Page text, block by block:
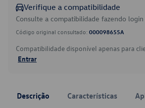
Verifique a compatibilidade
Consulte a compatibilidade fazendo
Código original consultado: 000098655A
Compatibilidade disponível apenas para
Entrar
Descrição Características